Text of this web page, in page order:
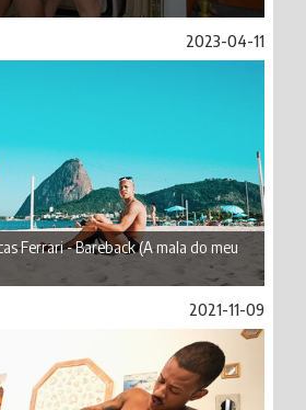
2023-04-11
Ferrari - Bareback (A mala do meu
2021-11-09